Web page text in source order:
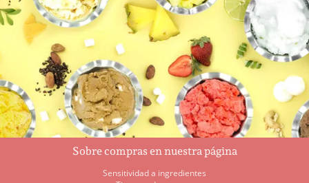
Sobre compras en nuestra página
Sensitividad a ingredientes